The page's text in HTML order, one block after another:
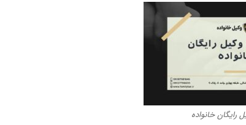
رایگان خانواده